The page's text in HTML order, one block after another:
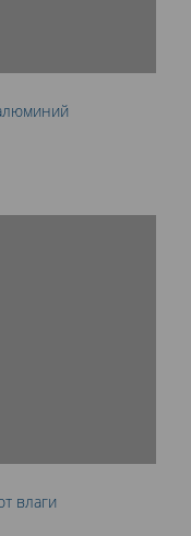
влаги